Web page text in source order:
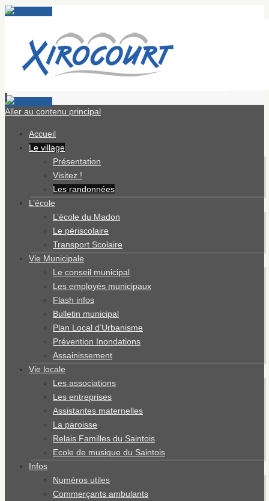
Aller au contenu principal
Accueil
Le village
Présentation
Visitez !
Les randonnées
L’école
L’école du Madon
Le périscolaire
Transport Scolaire
Vie Municipale
Le conseil municipal
Les employés municipaux
Flash infos
Bulletin municipal
Plan Local d’Urbanisme
Prévention Inondations
Assainissement
Vie locale
Les associations
Les entreprises
Assistantes maternelles
La paroisse
Relais Familles du Saintois
Ecole de musique du Saintois
Infos
Numéros utiles
Commerçants ambulants